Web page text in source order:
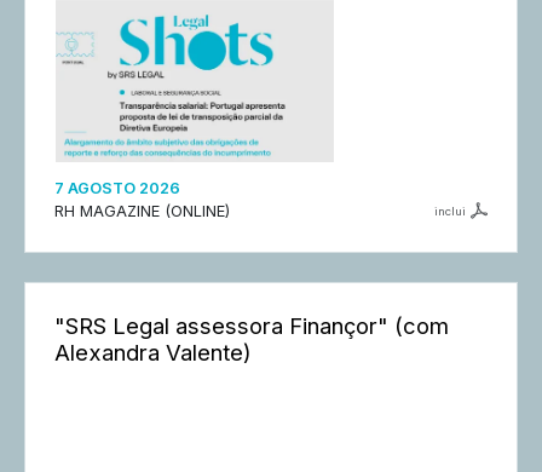
7 AGOSTO 2026
RH MAGAZINE (ONLINE)
inclui
"SRS Legal assessora Finançor" (com
Alexandra Valente)